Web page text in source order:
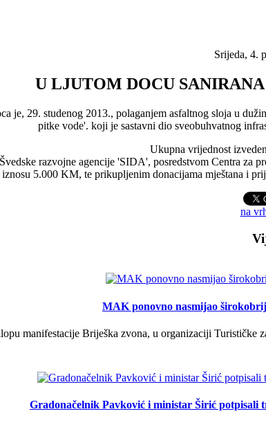
Srijeda, 4.
U LJUTOM DOCU
je, 29. studenog 2013., polaganjem asfaltnog sloja u
pitke vode'. koji je sastavni dio sveobuhvatnog
Ukupna vrijednost
razvojne agencije 'SIDA', posredstvom Centra
5.000 KM, te prikupljenim donacijama mještana i
na
MAK ponovno nasmijao
manifestacije Briješka zvona, u organizaciji Turističke
Gradonačelnik Pavković i ministar Širić